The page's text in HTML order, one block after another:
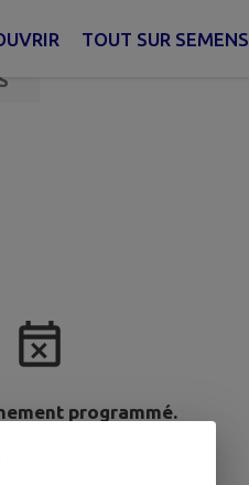
TOUT SUR SEMENS
programmé.